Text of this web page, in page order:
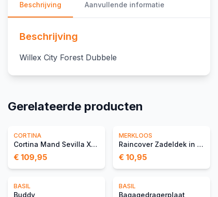
Beschrijving Aanvullende informatie
Beschrijving
Willex City Forest Dubbele
Gerelateerde producten
CORTINA
Cortina Mand Sevilla XL M
€ 109,95
MERKLOOS
Raincover Zadeldek in Tas
€ 10,95
BASIL
Buddy
BASIL
Bagagedragerplaat